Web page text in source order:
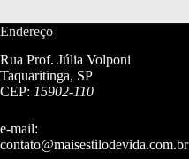
Endereço
Rua Prof. Júlia Volponi
Taquaritinga, SP
CEP: 15902-110
e-mail:
contato@maisestilodevida.com.br